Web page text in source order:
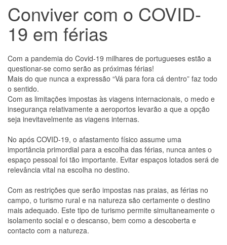
Conviver com o COVID-
19 em férias
Com a pandemia do Covid-19 milhares de portugueses estão a
questionar-se como serão as próximas férias!
Mais do que nunca a expressão “Vá para fora cá dentro” faz todo
o sentido.
Com as limitações impostas às viagens internacionais, o medo e
insegurança relativamente a aeroportos levarão a que a opção
seja inevitavelmente as viagens internas.
No após COVID-19, o afastamento físico assume uma
importância primordial para a escolha das férias, nunca antes o
espaço pessoal foi tão importante. Evitar espaços lotados será de
relevância vital na escolha no destino.
Com as restrições que serão impostas nas praias, as férias no
campo, o turismo rural e na natureza são certamente o destino
mais adequado. Este tipo de turismo permite simultaneamente o
isolamento social e o descanso, bem como a descoberta e
contacto com a natureza.